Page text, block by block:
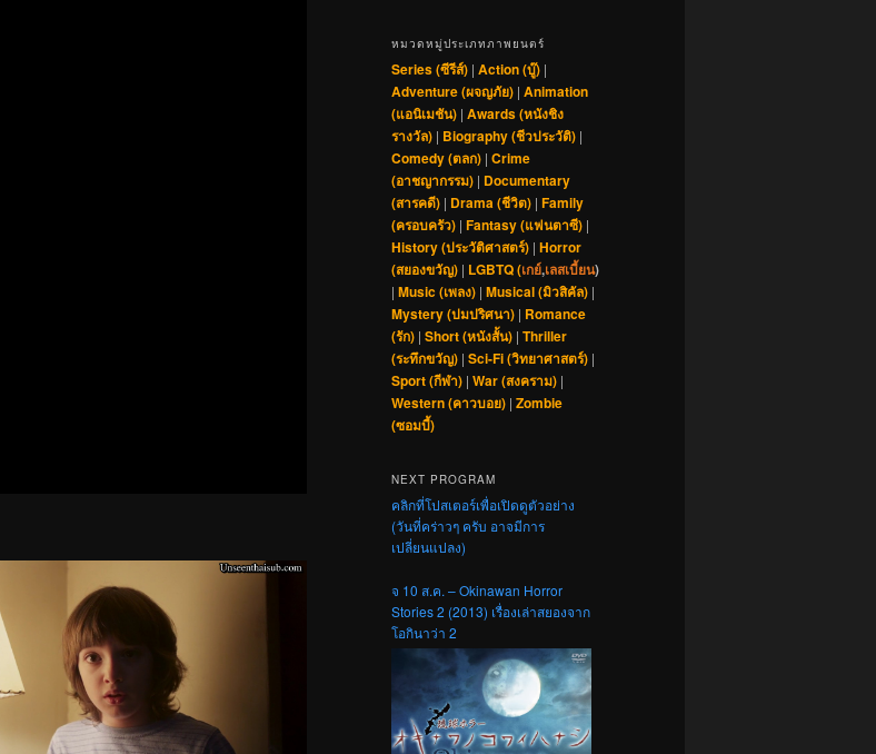
หมวดหมู่ประเภทภาพยนตร์
Series (ซีรีส์) | Action (บู๊) |
Adventure (ผจญภัย) | Animation
(แอนิเมชัน) | Awards (หนังชิง
รางวัล) | Biography (ชีวประวัติ) |
Comedy (ตลก) | Crime
(อาชญากรรม) | Documentary
(สารคดี) | Drama (ชีวิต) | Family
(ครอบครัว) | Fantasy (แฟนตาซี) |
History (ประวัติศาสตร์) | Horror
(สยองขวัญ) | LGBTQ (เกย์,เลสเบี้ยน)
| Music (เพลง) | Musical (มิวสิคัล) |
Mystery (ปมปริศนา) | Romance
(รัก) | Short (หนังสั้น) | Thriller
(ระทึกขวัญ) | Sci-Fi (วิทยาศาสตร์) |
Sport (กีฬา) | War (สงคราม) |
Western (คาวบอย) | Zombie
(ซอมบี้)
NEXT PROGRAM
คลิกที่โปสเตอร์เพื่อเปิดดูตัวอย่าง
(วันที่คร่าวๆ ครับ อาจมีการ
เปลี่ยนแปลง)
จ 10 ส.ค. – Okinawan Horror
Stories 2 (2013) เรื่องเล่าสยองจาก
โอกินาว่า 2